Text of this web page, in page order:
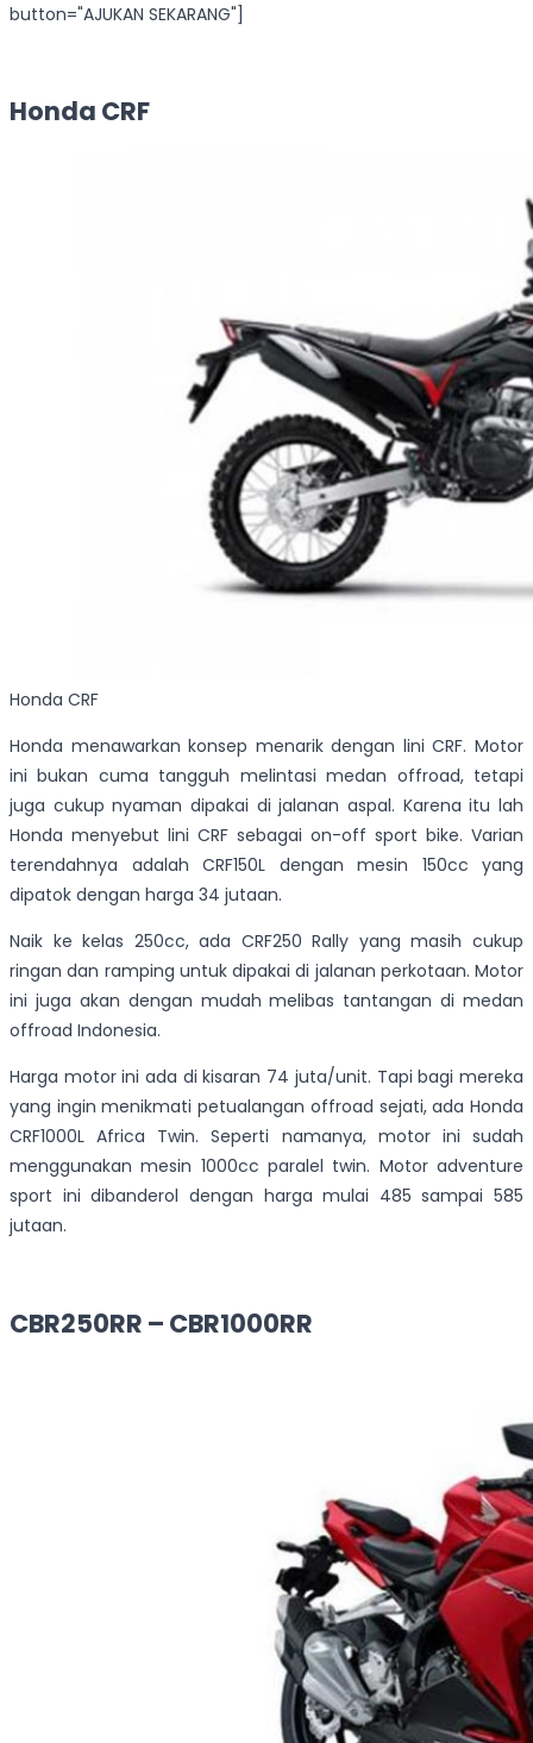
button="AJUKAN SEKARANG"]
Honda CRF
Honda CRF
Honda menawarkan konsep menarik dengan lini CRF. Motor
ini bukan cuma tangguh melintasi medan offroad, tetapi
juga cukup nyaman dipakai di jalanan aspal. Karena itu lah
Honda menyebut lini CRF sebagai on-off sport bike. Varian
terendahnya adalah CRF150L dengan mesin 150cc yang
dipatok dengan harga 34 jutaan.
Naik ke kelas 250cc, ada CRF250 Rally yang masih cukup
ringan dan ramping untuk dipakai di jalanan perkotaan. Motor
ini juga akan dengan mudah melibas tantangan di medan
offroad Indonesia.
Harga motor ini ada di kisaran 74 juta/unit. Tapi bagi mereka
yang ingin menikmati petualangan offroad sejati, ada Honda
CRF1000L Africa Twin. Seperti namanya, motor ini sudah
menggunakan mesin 1000cc paralel twin. Motor adventure
sport ini dibanderol dengan harga mulai 485 sampai 585
jutaan.
CBR250RR – CBR1000RR